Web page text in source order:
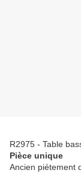
R2975 - Table
Pièce unique
Ancien piétement